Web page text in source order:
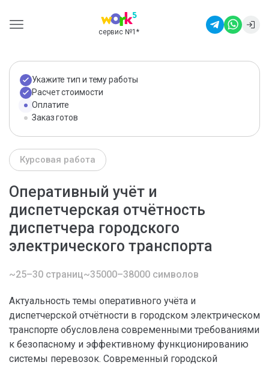
сервис №1 *
Укажите тип и тему работы
Расчет стоимости
Оплатите
Заказ готов
Курсовая работа
Оперативный учёт и
диспетчерская отчётность
диспетчера городского
электрического транспорта
~25–30 страниц~35000–38000 символов
Актуальность темы оперативного учёта и
диспетчерской отчётности в городском электрическом
транспорте обусловлена современными требованиями
к безопасному и эффективному функционированию
системы перевозок. Современный городской